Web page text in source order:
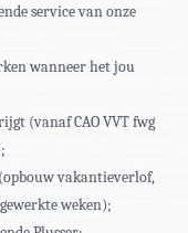
service van onze
wanneer het jou
(vanaf CAO VVT fwg
vakantieverlof,
weken);